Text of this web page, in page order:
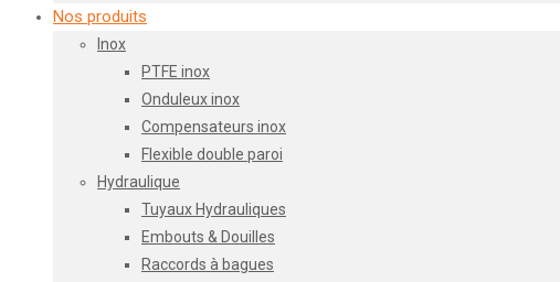
Nos produits
Inox
PTFE inox
Onduleux inox
Compensateurs inox
Flexible double paroi
Hydraulique
Tuyaux Hydrauliques
Embouts & Douilles
Raccords à bagues